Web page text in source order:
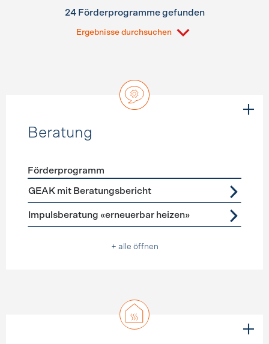
24 Förderprogramme gefunden
Ergebnisse durchsuchen
Beratung
Förderprogramme Beratung
Förderprogramm
GEAK mit Beratungsbericht
Impulsberatung «erneuerbar heizen»
+ alle öffnen